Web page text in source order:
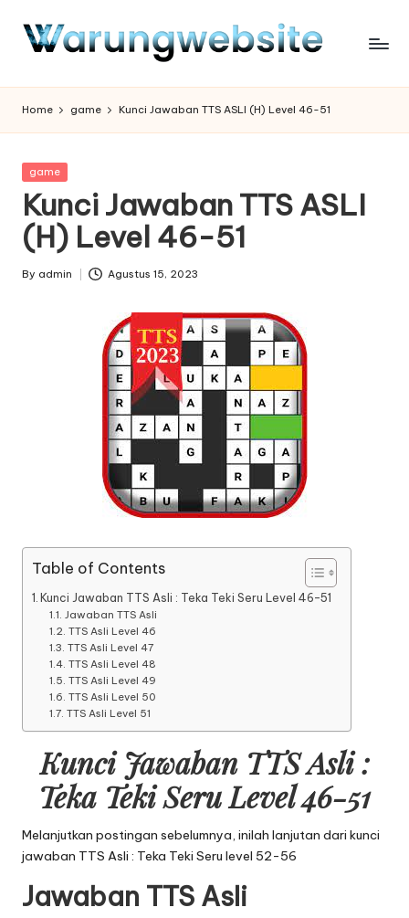
Home game Kunci Jawaban TTS ASLI (H) Level 46-51
Posted
game
Kunci Jawaban TTS ASLI
(H) Level 46-51
Posted
By admin Agustus 15, 2023
Table of Contents
Kunci Jawaban TTS Asli : Teka Teki Seru Level 46-51
Jawaban TTS Asli
TTS Asli Level 46
TTS Asli Level 47
TTS Asli Level 48
TTS Asli Level 49
TTS Asli Level 50
TTS Asli Level 51
Kunci Jawaban TTS Asli :
Teka Teki Seru Level 46-51
Melanjutkan postingan sebelumnya, inilah lanjutan dari kunci
jawaban TTS Asli : Teka Teki Seru level 52-56
Jawaban TTS Asli